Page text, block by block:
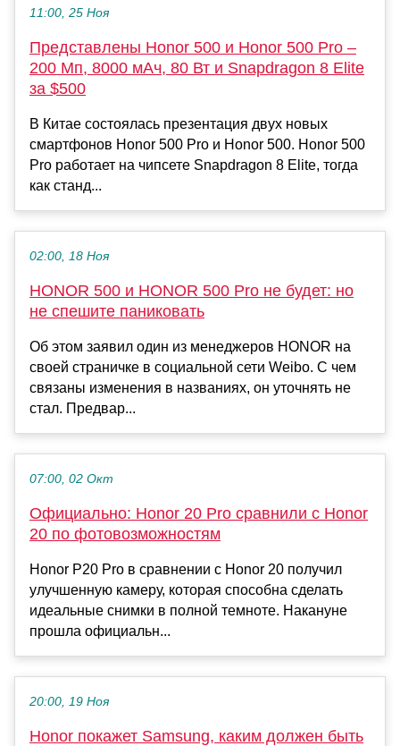
11:00, 25 Ноя
Представлены Honor 500 и Honor 500 Pro –
200 Мп, 8000 мАч, 80 Вт и Snapdragon 8 Elite
за $500
В Китае состоялась презентация двух новых
смартфонов Honor 500 Pro и Honor 500. Honor 500
Pro работает на чипсете Snapdragon 8 Elite, тогда
как станд...
02:00, 18 Ноя
HONOR 500 и HONOR 500 Pro не будет: но
не спешите паниковать
Об этом заявил один из менеджеров HONOR на
своей страничке в социальной сети Weibo. С чем
связаны изменения в названиях, он уточнять не
стал. Предвар...
07:00, 02 Окт
Официально: Honor 20 Pro сравнили с Honor
20 по фотовозможностям
Honor P20 Pro в сравнении с Honor 20 получил
улучшенную камеру, которая способна сделать
идеальные снимки в полной темноте. Накануне
прошла официальн...
20:00, 19 Ноя
Honor покажет Samsung, каким должен быть